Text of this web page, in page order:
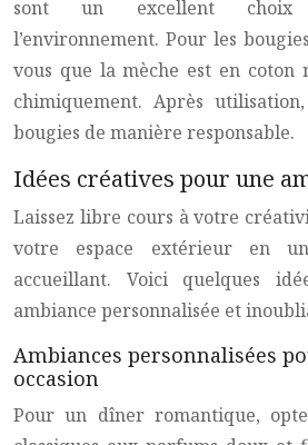
sont un excellent choix
l’environnement. Pour les
vous que la mèche est en
chimiquement. Après
bougies de manière responsable.
Idées créatives pour une
Laissez libre cours à votre
votre espace extérieur en
accueillant. Voici quelques
ambiance personnalisée et
Ambiances personnalisées
occasion
Pour un dîner romantique,